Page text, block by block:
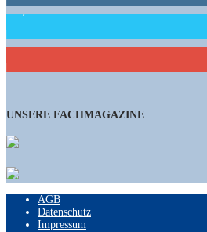
15,658 Follower
460 Abonnenten
UNSERE FACHMAGAZINE
AGB
Datenschutz
Impressum